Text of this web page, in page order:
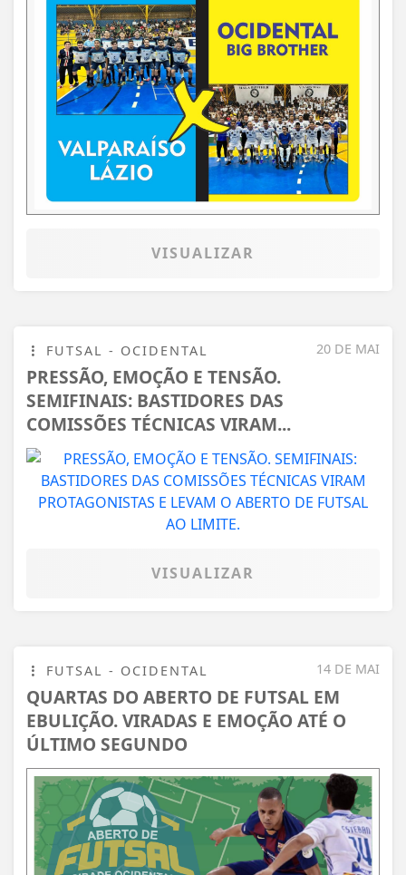
VISUALIZAR
20 DE MAI
FUTSAL - OCIDENTAL
PRESSÃO, EMOÇÃO E TENSÃO.
SEMIFINAIS: BASTIDORES DAS
COMISSÕES TÉCNICAS VIRAM...
VISUALIZAR
14 DE MAI
FUTSAL - OCIDENTAL
QUARTAS DO ABERTO DE FUTSAL EM
EBULIÇÃO. VIRADAS E EMOÇÃO ATÉ O
ÚLTIMO SEGUNDO